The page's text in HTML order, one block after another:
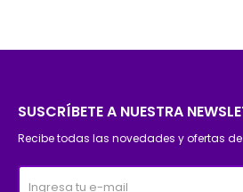
SUSCRÍBETE A NUESTRA
Recibe todas las novedades y ofertas